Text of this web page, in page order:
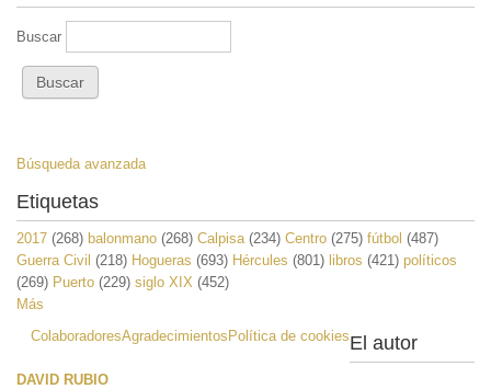
Buscar
Búsqueda avanzada
Etiquetas
2017 (268) balonmano (268) Calpisa(234) Centro (275) fútbol (487)
Guerra Civil (218) Hogueras (693) Hércules (801) libros (421) políticos
(269) Puerto (229) siglo XIX (452)
Más
ColaboradoresAgradecimientosPolítica de cookiesEl autor
DAVID RUBIO